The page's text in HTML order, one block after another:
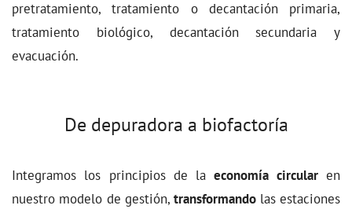
pretratamiento, tratamiento o decantación primaria,
tratamiento biológico, decantación secundaria y
evacuación.
De depuradora a biofactoría
Integramos los principios de laeconomía circularen
nuestro modelo de gestión,transformando las estaciones